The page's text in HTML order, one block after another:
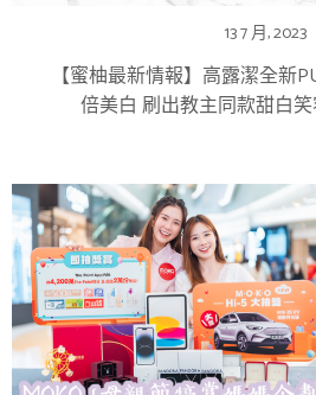
13 7 月, 2023
【蜜柚最新情報】高露潔全新
倍美白 刷出教主同款甜白